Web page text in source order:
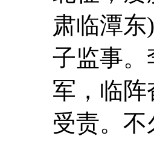
肃临潭
子监事。
军，临阵
受责。不